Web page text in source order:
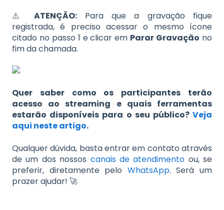
⚠️ ATENÇÃO:Para que a gravação fique
registrada, é preciso acessar o mesmo ícone
citado no passo 1 e clicar em Parar Gravação no
fim da chamada.
Quer saber como os participantes terão
acesso ao streaming e quais ferramentas
estarão disponíveis para o seu público? Veja
aqui neste artigo.
Qualquer dúvida, basta entrar em contato através
de um dos nossos canais de atendimento ou, se
preferir, diretamente pelo WhatsApp. Será um
prazer ajudar! 🚀